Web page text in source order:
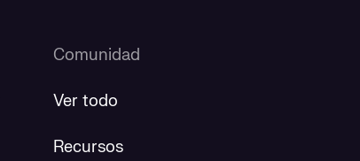
Comunidad
Ver todo
Recursos